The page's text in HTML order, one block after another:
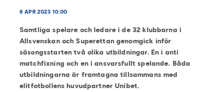
6 APR 2023 10:00
Samtliga spelare och ledare i de 32 klubbarna i
Allsvenskan och Superettan genomgick inför
säsongsstarten två olika utbildningar. En i anti
matchfixning och en i ansvarsfullt spelande. Båda
utbildningarna är framtagna tillsammans med
elitfotbollens huvudpartner Unibet.